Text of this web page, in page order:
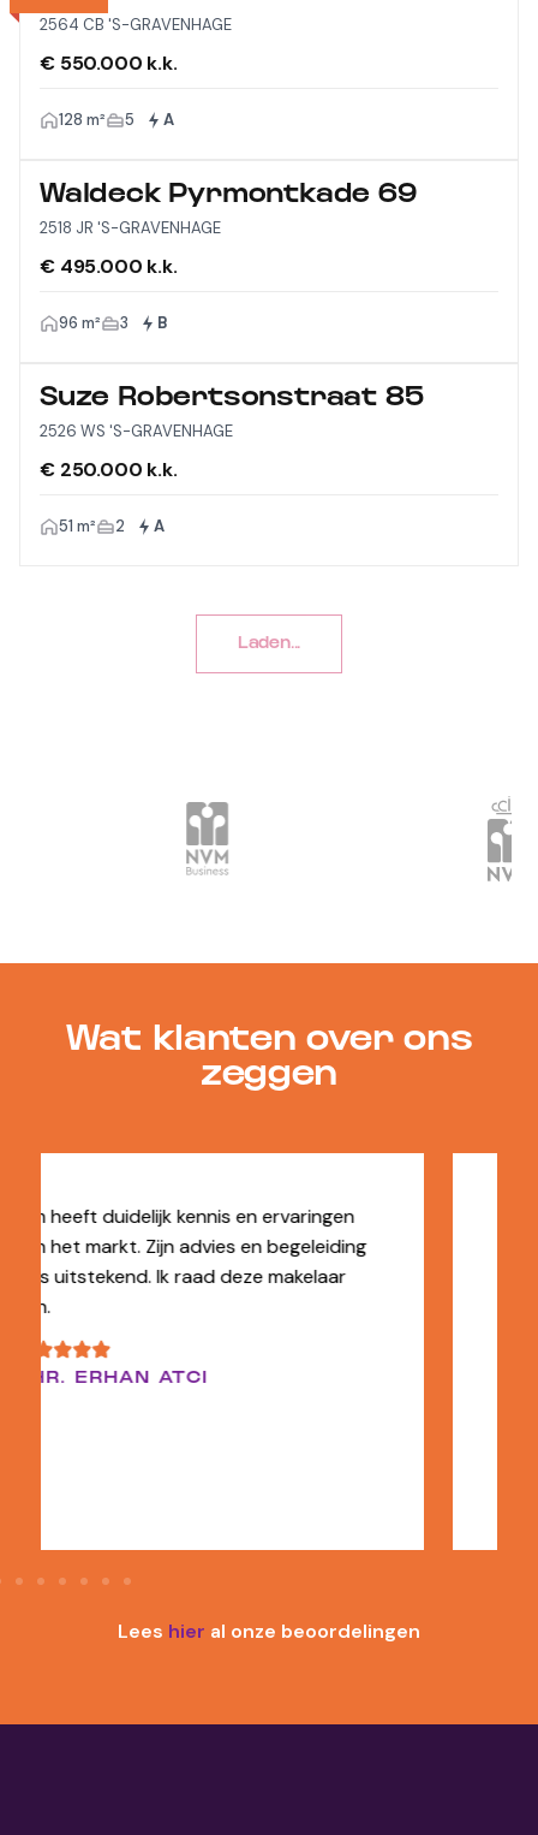
2564 CB 'S-GRAVENHAGE
€ 550.000 k.k.
128 m² 5 A
Waldeck Pyrmontkade 69
2518 JR 'S-GRAVENHAGE
€ 495.000 k.k.
96 m² 3 B
Suze Robertsonstraat 85
2526 WS 'S-GRAVENHAGE
€ 250.000 k.k.
51 m² 2 A
Laden...
Wat klanten over ons
zeggen
Top makelaar. Kundig, denkt mee,
reageert snel, professioneel en flexibel. Ik
ben er van overtuigd dat wij door de
Lees hier al onze beoordelingen